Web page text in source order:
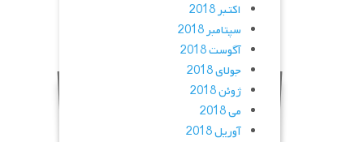
اکتبر 2018
سپتامبر 2018
آگوست 2018
جولای 2018
ژوئن 2018
می 2018
آوریل 2018